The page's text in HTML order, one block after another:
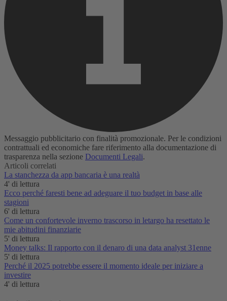
Messaggio pubblicitario con finalità promozionale. Per le condizioni
contrattuali ed economiche fare riferimento alla documentazione di
trasparenza nella sezione Documenti Legali.
Articoli correlati
La stanchezza da app bancaria è una realtà‌
4' di lettura
Ecco perché faresti bene ad adeguare il tuo budget in base alle
stagioni
6' di lettura
Come un confortevole inverno trascorso in letargo ha resettato le
mie abitudini finanziarie
5' di lettura
Money talks: Il rapporto con il denaro di una data analyst 31enne
5' di lettura
Perché il 2025 potrebbe essere il momento ideale per iniziare a
investire
4' di lettura